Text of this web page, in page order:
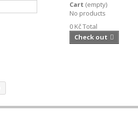
Cart (empty)
No products
0 KčTotal
Check out